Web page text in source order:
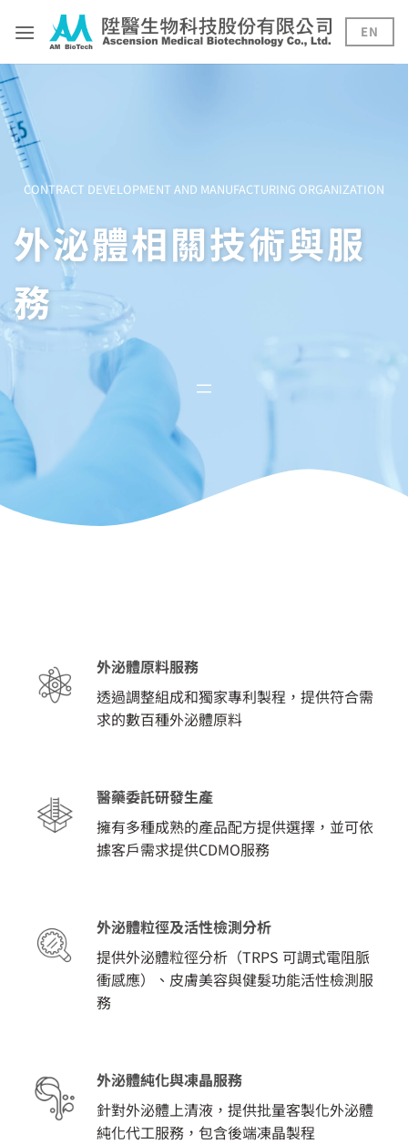
content
EN
CONTRACT DEVELOPMENT AND MANUFACTURING ORGANIZATION
外泌體相關技術與服
務
外泌體原料服務
透過調整組成和獨家專利製程，提供符合需
求的數百種外泌體原料
醫藥委託研發生產
擁有多種成熟的產品配方提供選擇，並可依
據客戶需求提供CDMO服務
外泌體粒徑及活性檢測分析
提供外泌體粒徑分析（TRPS 可調式電阻脈
衝感應）、皮膚美容與健髮功能活性檢測服
務
外泌體純化與凍晶服務
針對外泌體上清液，提供批量客製化外泌體
純化代工服務，包含後端凍晶製程